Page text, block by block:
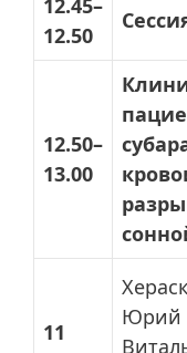
12.45–
12.50
12.50–
13.00
11
Юрий